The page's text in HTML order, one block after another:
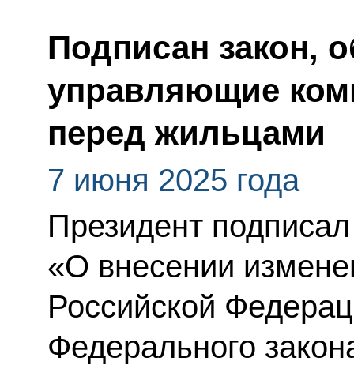
Подписан закон,
управляющие
перед жильцами
7 июня 2025 года
Президент
«О внесении
Российской
Федерального